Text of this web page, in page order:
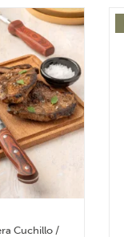
Cuchillo /